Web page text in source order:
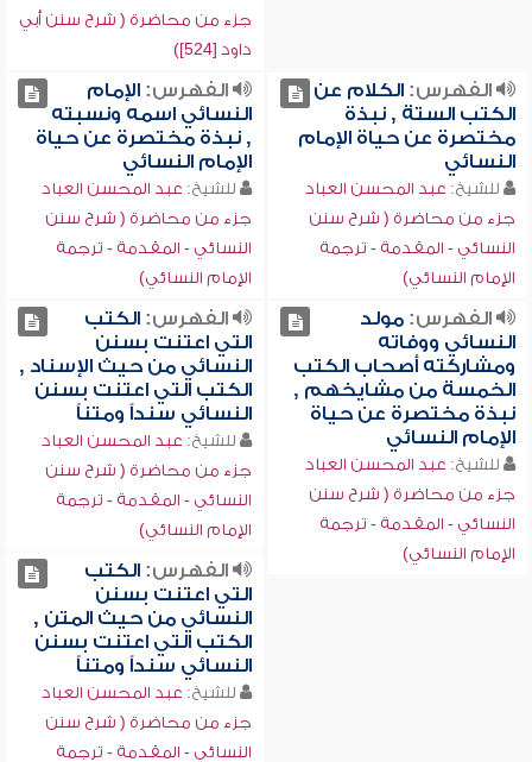
جزء من محاضرة ( شرح سنن أبي
داود [524])
الفهرس:الكلام عن
الكتب الستة , نبذة
مختصرة عن حياة الإمام
النسائي
للشيخ: عبد المحسن العباد
جزء من محاضرة ( شرح سنن
النسائي - المقدمة - ترجمة
الإمام النسائي)
الفهرس:الإمام
النسائي اسمه ونسبته
, نبذة مختصرة عن حياة
الإمام النسائي
للشيخ: عبد المحسن العباد
جزء من محاضرة ( شرح سنن
النسائي - المقدمة - ترجمة
الإمام النسائي)
الفهرس:مولد
النسائي ووفاته
ومشاركته أصحاب الكتب
الخمسة من مشايخهم ,
نبذة مختصرة عن حياة
الإمام النسائي
للشيخ: عبد المحسن العباد
جزء من محاضرة ( شرح سنن
النسائي - المقدمة - ترجمة
الإمام النسائي)
الفهرس:الكتب
التي اعتنت بسنن
النسائي من حيث الإسناد ,
الكتب التي اعتنت بسنن
النسائي سنداً ومتناً
للشيخ: عبد المحسن العباد
جزء من محاضرة ( شرح سنن
النسائي - المقدمة - ترجمة
الإمام النسائي)
الفهرس:الكتب
التي اعتنت بسنن
النسائي من حيث المتن ,
الكتب التي اعتنت بسنن
النسائي سنداً ومتناً
للشيخ: عبد المحسن العباد
جزء من محاضرة ( شرح سنن
النسائي - المقدمة - ترجمة